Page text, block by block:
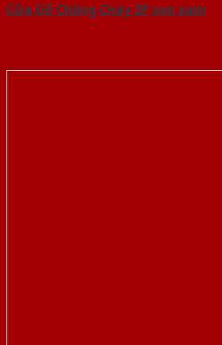
Cửa Gỗ Chống Cháy 2P son xam